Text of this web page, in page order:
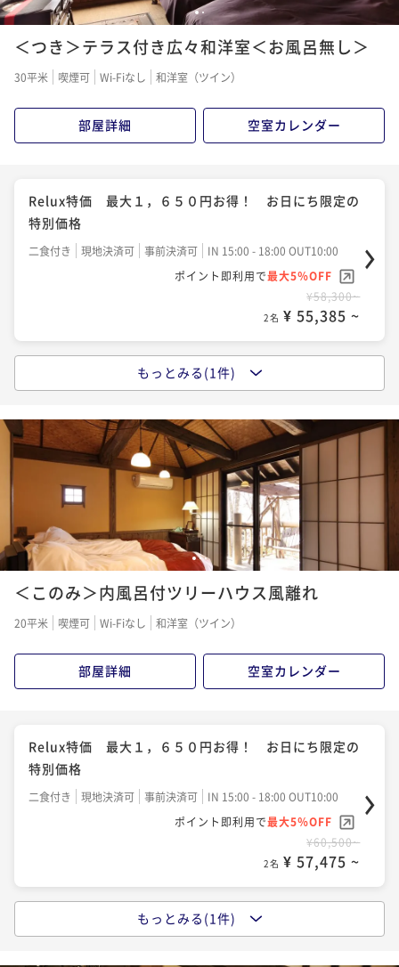
12
＜つき＞テラス付き広々和洋室＜お風呂無し＞
30平米 喫煙可 Wi-Fiなし 和洋室（ツイン）
部屋詳細 空室カレンダー
Relux特価 最大１，６５０円お得！ お日にち限定の
特別価格
二食付き 現地決済可 事前決済可
IN 15:00 - 18:00 OUT10:00
ポイント即利用で最大5％OFF
¥58,300~
2名 ¥ 55,385 ~
こだわりの創作会席を堪能するワンドリンク付 温泉旅
二食付き 現地決済可 事前決済可
IN 15:00 - 18:00 OUT11:00
ポイント即利用で最大5％OFF
¥61,600~
2名 ¥ 58,520 ~
もっとみる(1件)
123
＜このみ＞内風呂付ツリーハウス風離れ
20平米 喫煙可 Wi-Fiなし 和洋室（ツイン）
部屋詳細 空室カレンダー
Relux特価 最大１，６５０円お得！ お日にち限定の
特別価格
二食付き 現地決済可 事前決済可
IN 15:00 - 18:00 OUT10:00
ポイント即利用で最大5％OFF
¥60,500~
2名 ¥ 57,475 ~
こだわりの創作会席を堪能するワンドリンク付 温泉旅
もっとみる(1件)